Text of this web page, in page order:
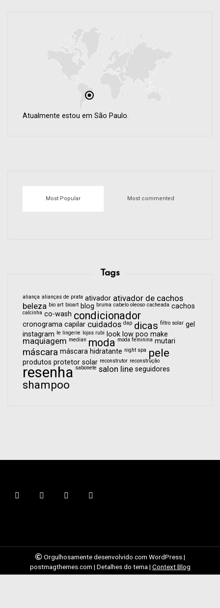
Atualmente estou em São Paulo.
Most Popular Most commented
Tags
aliança alianças de prata ativador ativador de cachos
beleza bio art bioart blog bruma cabelo oleoso cacheada cachos
calcinha co-wash condicionador
cronograma capilar cuidados dap dicas filtro solar gel
instagram le lingerie lojas rubi look low poo make
maquiagem median moda moda feminina mutari
máscara máscara hidratante night spa pele
produtos protetor solar reconstrutor reconstrução
resenha sabonete salon line seguidores
shampoo
Orgulhosamente desenvolvido com WordPress|
postmagthemes.com | Detalhes do tema | Context Blog